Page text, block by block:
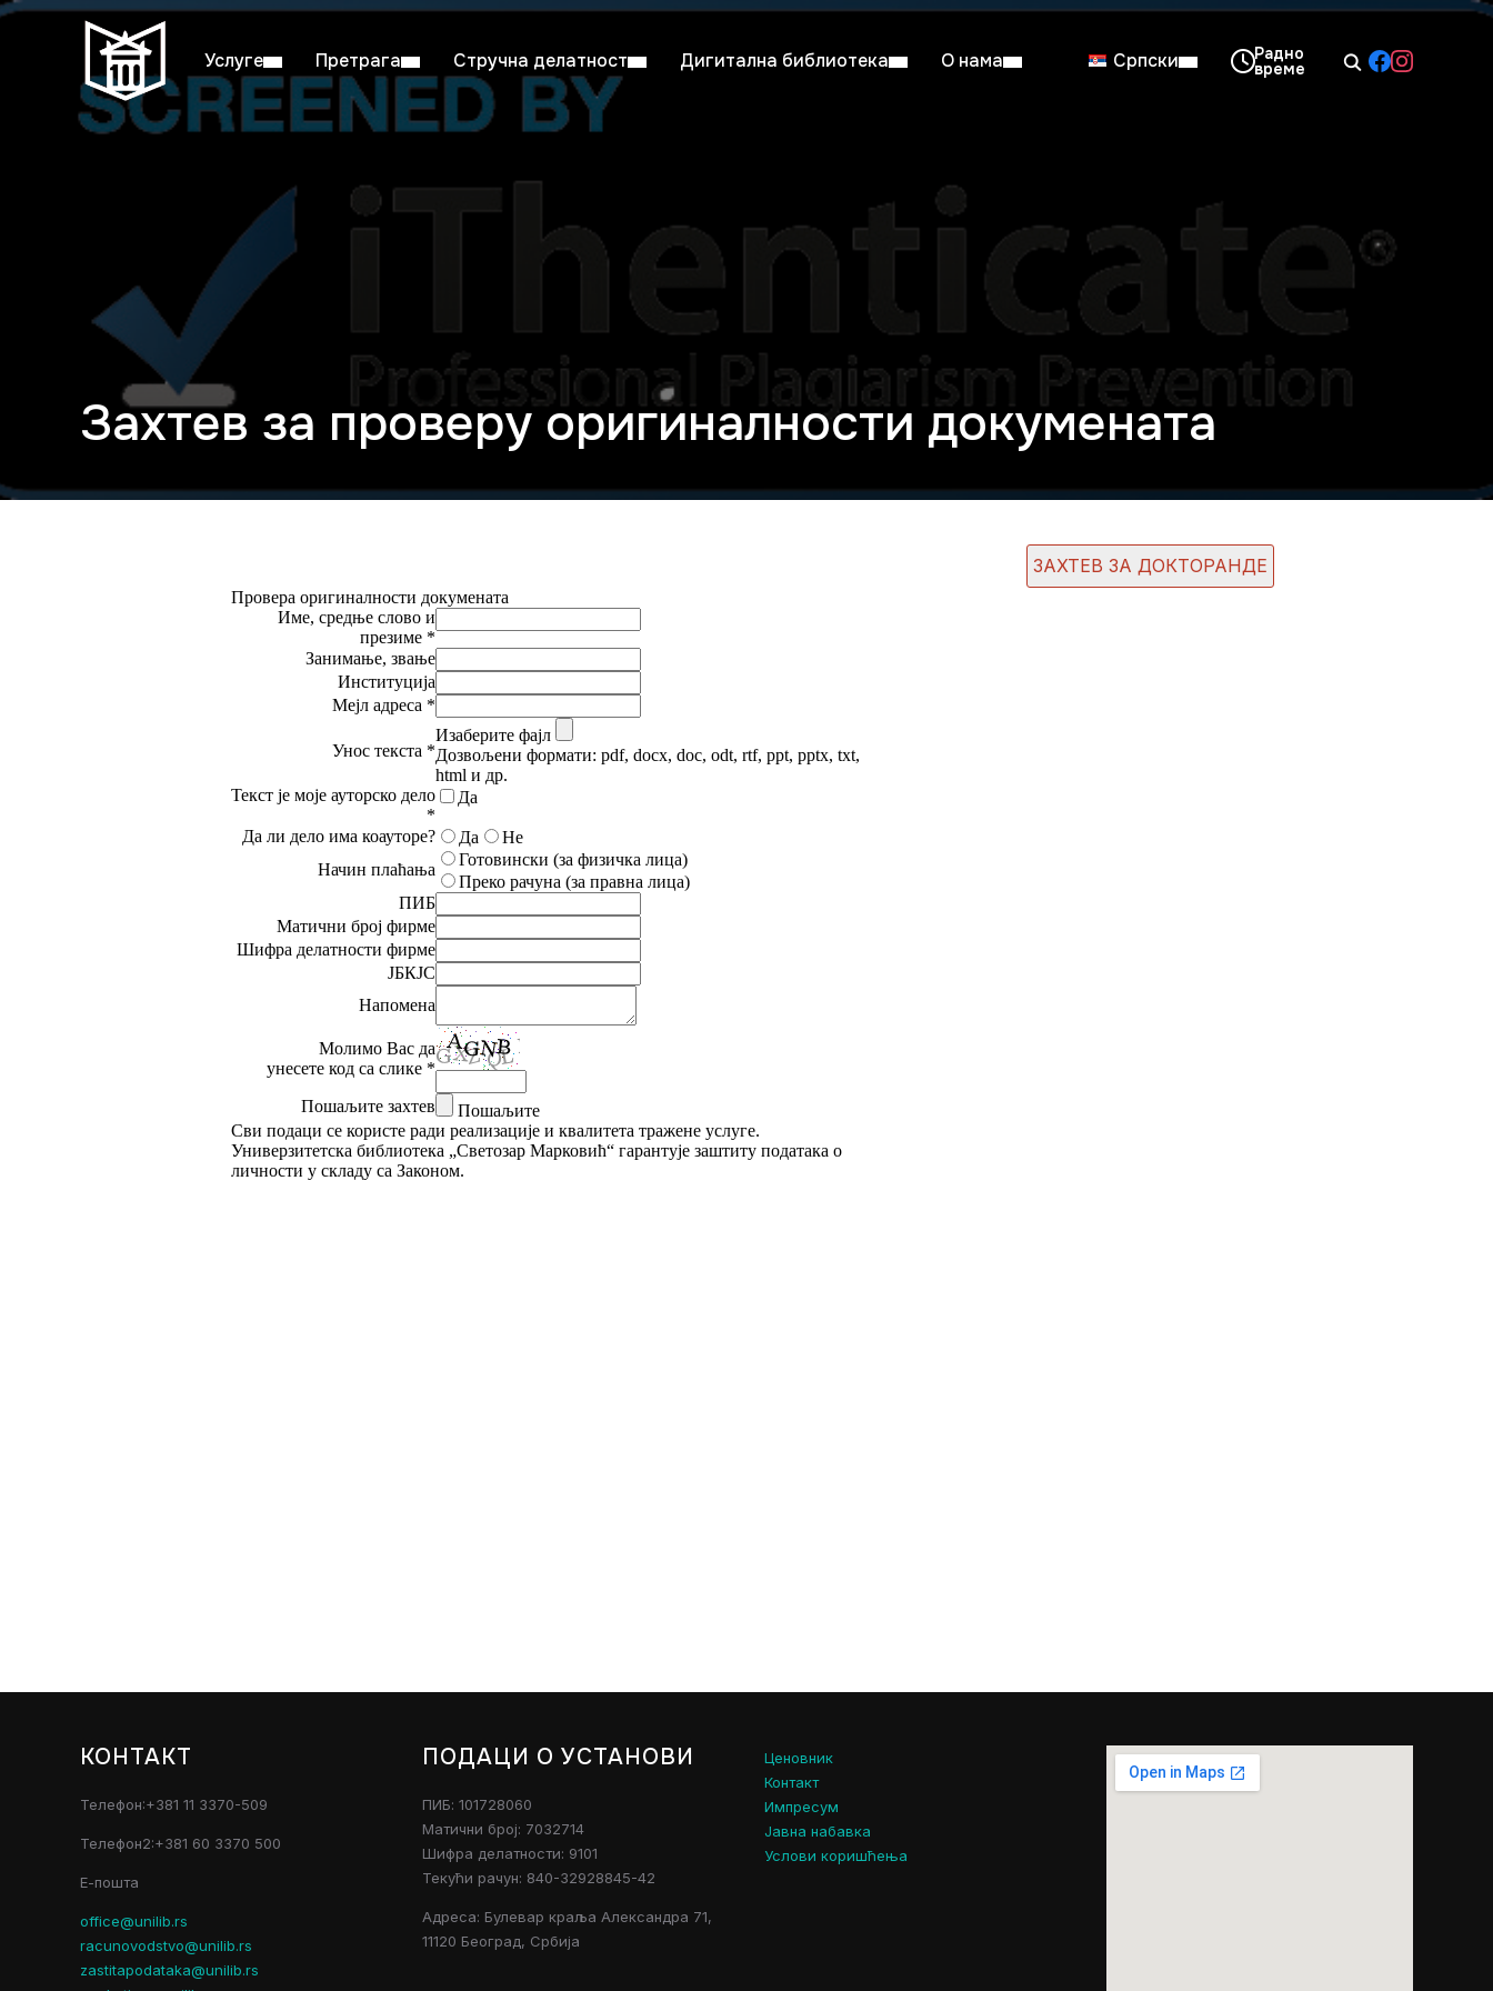
Услуге Претрага Стручна делатност Дигитална библиотека О нама Српски
Захтев за проверу оригиналности докумената
ЗАХТЕВ ЗА ДОКТОРАНДЕ
КОНТАКТ
Телефон:+381 11 3370-509
Телефон2:+381 60 3370 500
Е-пошта
office@unilib.rs
racunovodstvo@unilib.rs
zastitapodataka@unilib.rs
ПОДАЦИ О УСТАНОВИ
ПИБ: 101728060
Матични број: 7032714
Шифра делатности: 9101
Текући рачун: 840-32928845-42
Адреса: Булевар краља Александра 71,
11120 Београд, Србија
Ценовник
Контакт
Импресум
Јавна набавка
Услови коришћења